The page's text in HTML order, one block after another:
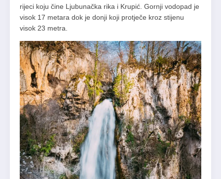
rijeci koju čine Ljubunačka rika i Krupić. Gornji vodopad je
visok 17 metara dok je donji koji protječe kroz stijenu
visok 23 metra.